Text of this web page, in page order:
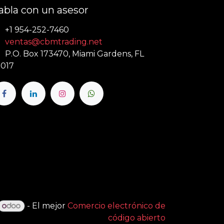
con un asesor
+1 954-252-7460
ventas@cbmtrading.net
P.O. Box 173470, Miami Gardens, FL
- El mejor Comercio electrónico de
código abierto